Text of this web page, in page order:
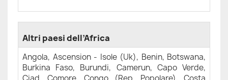
Altri paesi dell’Africa
Angola, Ascension - Isole (Uk), Benin, Botswana,
Burkina Faso, Burundi, Camerun, Capo Verde,